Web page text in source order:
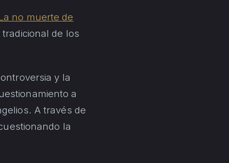
no muerte de
de los
y la
a
A través de
la